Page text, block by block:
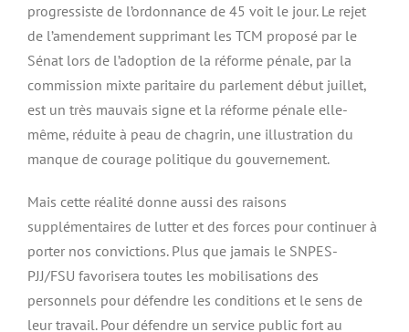
progressiste de l’ordonnance de 45 voit le jour. Le rejet
de l’amendement supprimant les TCM proposé par le
Sénat lors de l’adoption de la réforme pénale, par la
commission mixte paritaire du parlement début juillet,
est un très mauvais signe et la réforme pénale elle-
même, réduite à peau de chagrin, une illustration du
manque de courage politique du gouvernement.
Mais cette réalité donne aussi des raisons
supplémentaires de lutter et des forces pour continuer à
porter nos convictions. Plus que jamais le SNPES-
PJJ/FSU favorisera toutes les mobilisations des
personnels pour défendre les conditions et le sens de
leur travail. Pour défendre un service public fort au